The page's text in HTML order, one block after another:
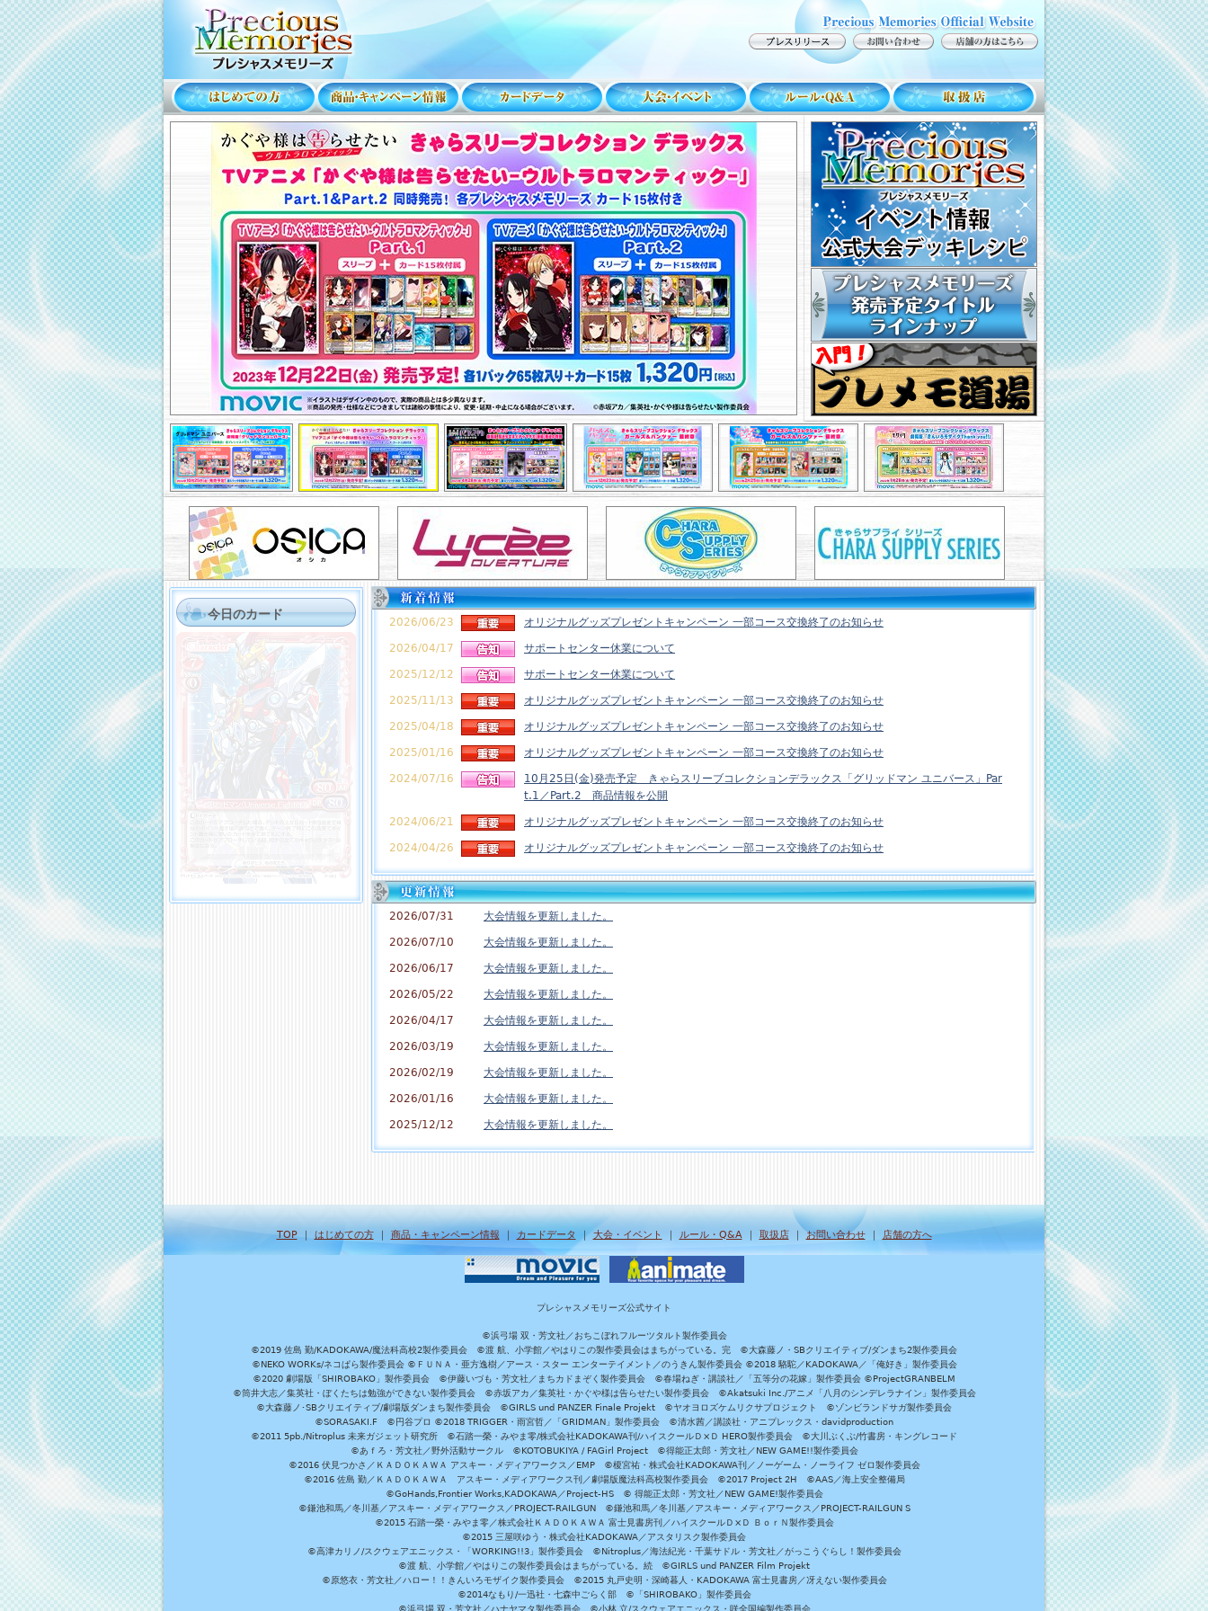
今日のカード
2026/06/23 オリジナルグッズプレゼントキャンペーン 一部コース交換終了のお知らせ
2026/04/17 サポートセンター休業について
2025/12/12 サポートセンター休業について
2025/11/13 オリジナルグッズプレゼントキャンペーン 一部コース交換終了のお知らせ
2025/04/18 オリジナルグッズプレゼントキャンペーン 一部コース交換終了のお知らせ
2025/01/16 オリジナルグッズプレゼントキャンペーン 一部コース交換終了のお知らせ
2024/07/16
10月25日(金)発売予定 きゃらスリーブコレクションデラックス「グリッドマン ユニバース」Par
t.1／Part.2 商品情報を公開
2024/06/21 オリジナルグッズプレゼントキャンペーン 一部コース交換終了のお知らせ
2024/04/26 オリジナルグッズプレゼントキャンペーン 一部コース交換終了のお知らせ
2026/07/31 大会情報を更新しました。
2026/07/10 大会情報を更新しました。
2026/06/17 大会情報を更新しました。
2026/05/22 大会情報を更新しました。
2026/04/17 大会情報を更新しました。
2026/03/19 大会情報を更新しました。
2026/02/19 大会情報を更新しました。
2026/01/16 大会情報を更新しました。
2025/12/12 大会情報を更新しました。
TOP｜ はじめての方｜ 商品・キャンペーン情報 ｜ カードデータ ｜大会・イベント ｜ ルール・Q&A｜ 取扱店｜お問い合わせ｜ 店舗の方へ
プレシャスメモリーズ公式サイト
©浜弓場 双・芳文社／おちこぼれフルーツタルト製作委員会
©2019 佐島 勤/KADOKAWA/魔法科高校2製作委員会 ©渡 航、小学館／やはりこの製作委員会はまちがっている。完 ©大森藤ノ・SBクリエイティブ/ダンまち2製作委員会
©NEKO WORKs/ネコぱら製作委員会 ©ＦＵＮＡ・亜方逸樹／アース・スター エンターテイメント／のうきん製作委員会 ©2018 駱駝／KADOKAWA／「俺好き」製作委員会
©2020 劇場版「SHIROBAKO」製作委員会 ©伊藤いづも・芳文社／まちカドまぞく製作委員会 ©春場ねぎ・講談社／「五等分の花嫁」製作委員会 ©ProjectGRANBELM
©筒井大志／集英社・ぼくたちは勉強ができない製作委員会 ©赤坂アカ／集英社・かぐや様は告らせたい製作委員会 ©Akatsuki Inc./アニメ「八月のシンデレラナイン」製作委員会
©大森藤ノ･SBクリエイティブ/劇場版ダンまち製作委員会 ©GIRLS und PANZER Finale Projekt ©ヤオヨロズケムリクサプロジェクト ©ゾンビランドサガ製作委員会
©SORASAKI.F ©円谷プロ ©2018 TRIGGER・雨宮哲／「GRIDMAN」製作委員会 ©清水茜／講談社・アニプレックス・davidproduction
©2011 5pb./Nitroplus 未来ガジェット研究所 ©石踏一榮・みやま零/株式会社KADOKAWA刊/ハイスクールＤ×Ｄ HERO製作委員会 ©大川ぶくぶ/竹書房・キングレコード
©あｆろ・芳文社／野外活動サークル ©KOTOBUKIYA / FAGirl Project ©得能正太郎・芳文社／NEW GAME!!製作委員会
©2016 伏見つかさ／ＫＡＤＯＫＡＷＡ アスキー・メディアワークス／EMP ©榎宮祐・株式会社KADOKAWA刊／ノーゲーム・ノーライフ ゼロ製作委員会
©2016 佐島 勤／ＫＡＤＯＫＡＷＡ アスキー・メディアワークス刊／劇場版魔法科高校製作委員会 ©2017 Project 2H ©AAS／海上安全整備局
©GoHands,Frontier Works,KADOKAWA／Project-HS © 得能正太郎・芳文社／NEW GAME!製作委員会
©鎌池和馬／冬川基／アスキー・メディアワークス／PROJECT-RAILGUN ©鎌池和馬／冬川基／アスキー・メディアワークス／PROJECT-RAILGUN S
©2015 石踏一榮・みやま零／株式会社ＫＡＤＯＫＡＷＡ 富士見書房刊／ハイスクールＤ×Ｄ ＢｏｒＮ製作委員会
©2015 三屋咲ゆう・株式会社KADOKAWA／アスタリスク製作委員会
©高津カリノ/スクウェアエニックス・「WORKING!!3」製作委員会 ©Nitroplus／海法紀光・千葉サドル・芳文社／がっこうぐらし！製作委員会
©渡 航、小学館／やはりこの製作委員会はまちがっている。続 ©GIRLS und PANZER Film Projekt
©原悠衣・芳文社／ハロー！！きんいろモザイク製作委員会 ©2015 丸戸史明・深崎暮人・KADOKAWA 富士見書房／冴えない製作委員会
©2014なもり/一迅社・七森中ごらく部 ©「SHIROBAKO」製作委員会
©浜弓場 双・芳文社／ハナヤマタ製作委員会 ©小林 立/スクウェアエニックス・咲全国編製作委員会